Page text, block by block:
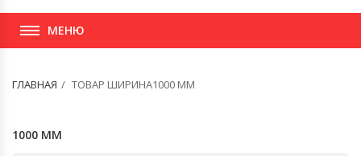
МЕНЮ
ГЛАВНАЯ ТОВАР ШИРИНА1000 ММ
1000 ММ